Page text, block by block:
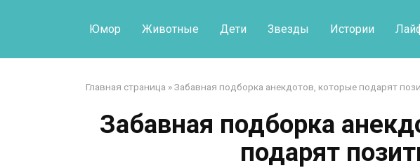
Юмор Животные Дети Звезды Истории
Главная страница »Забавная подборка анекдотов, которые подарят
Забавная подборка
подарят